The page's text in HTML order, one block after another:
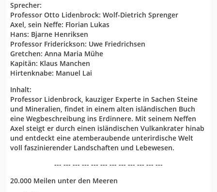
Sprecher:
Professor Otto Lidenbrock: Wolf-Dietrich Sprenger
Axel, sein Neffe: Florian Lukas
Hans: Bjarne Henriksen
Professor Friderickson: Uwe Friedrichsen
Gretchen: Anna Maria Mühe
Kapitän: Klaus Manchen
Hirtenknabe: Manuel Lai
Inhalt:
Professor Lidenbrock, kauziger Experte in Sachen Steine
und Mineralien, findet in einem alten isländischen Buch
eine Wegbeschreibung ins Erdinnere. Mit seinem Neffen
Axel steigt er durch einen isländischen Vulkankrater hinab
und entdeckt eine atemberaubende unterirdische Welt
voll faszinierender Landschaften und Lebewesen.
--- --- --- --- --- --- --- --- --- --- --- ---
20.000 Meilen unter den Meeren